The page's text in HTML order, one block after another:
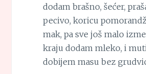
dodam brašno, šećer,
pecivo, koricu
mak, pa sve još malo
kraju dodam mleko, i
dobijem masu bez